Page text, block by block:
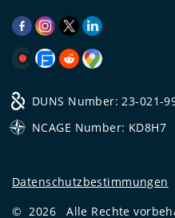
DUNS Number: 23-021-
NCAGE Number: KD8H7
Datenschutzbestimmungen
© 2026 Alle Rechte